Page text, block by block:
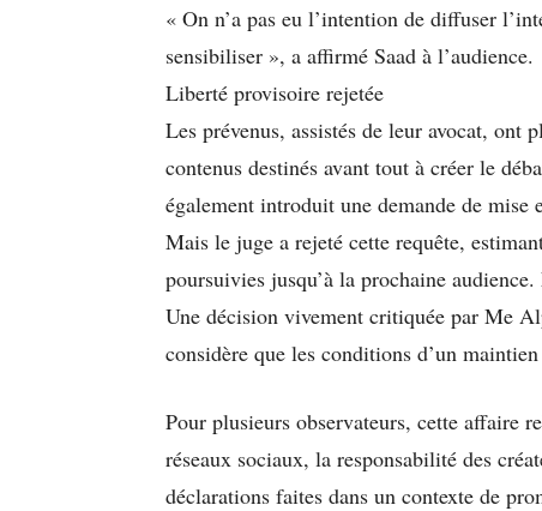
« On n’a pas eu l’intention de diffuser
sensibiliser », a affirmé Saad à l’audience.
Liberté provisoire rejetée
Les prévenus, assistés de leur avocat, ont
contenus destinés avant tout à créer le
également introduit une demande de mise
Mais le juge a rejeté cette requête,
poursuivies jusqu’à la prochaine
Une décision vivement critiquée par Me
considère que les conditions d’un
Pour plusieurs observateurs, cette affaire
réseaux sociaux, la responsabilité des
déclarations faites dans un contexte de